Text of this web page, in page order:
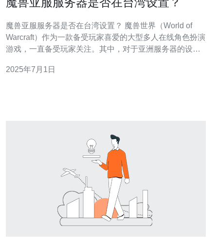
魔兽亚服服务器是否在台湾设置？ 魔兽世界（World of
Warcraft）作为一款备受玩家喜爱的大型多人在线角色扮演
游戏，一直备受玩家关注。其中，对于亚洲服务器的设置
湾设置。那么，让我们一起来探讨一下这个话题。 在魔兽
2025年7月1日